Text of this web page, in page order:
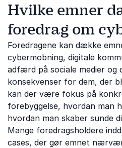
Hvilke emner
foredrag om
Foredragene kan dække
cybermobning, digitale
adfærd på sociale medier og
konsekvenser for dem, der
kan der være fokus på
forebyggelse, hvordan man
hvordan man skaber sunde
Mange foredragsholdere
cases, der gør emnet